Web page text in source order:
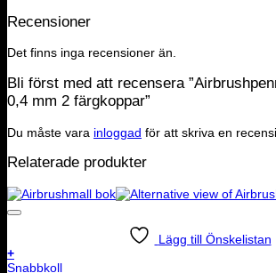
Recensioner
Det finns inga recensioner än.
Bli först med att recensera
0,4 mm 2 färgkoppar”
Du måste vara inloggad för att skriva en
Relaterade produkter
Lägg till Önskelistan
+
Den
Snabbkoll